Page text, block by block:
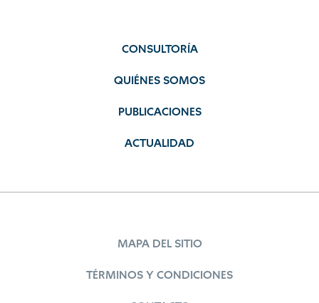
CONSULTORÍA
QUIÉNES SOMOS
PUBLICACIONES
ACTUALIDAD
MAPA DEL SITIO
TÉRMINOS Y CONDICIONES